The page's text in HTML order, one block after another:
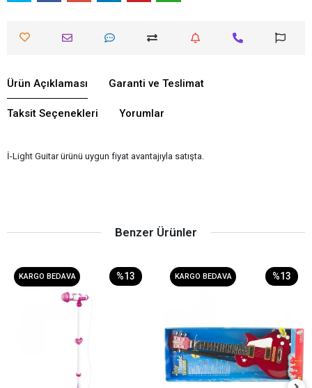
Ürün Açıklaması Garanti ve Teslimat
Taksit Seçenekleri Yorumlar
İ-Light Guitar ürünü uygun fiyat avantajıyla satışta.
Benzer Ürünler
KARGO BEDAVA %13 KARGO BEDAVA %13